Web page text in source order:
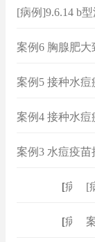
[病例]9.6.14 b
案例6 胸腺肥大
案例5 接种水痘
案例4 接种水
案例3 水痘疫
病例 [
病例 ]